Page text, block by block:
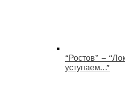
“Ростов” –
уступаем…”